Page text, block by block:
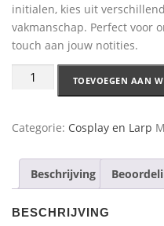
initialen, kies uit
vakmanschap. Perfect voor
touch aan jouw notities.
TOEVOEGEN AAN
Categorie: Cosplay en Larp
Beschrijving
BESCHRIJVING